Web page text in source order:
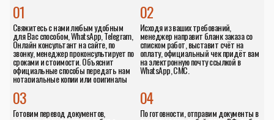
01
Свяжитесь с нами любым удобным
для Вас способом, WhatsApp, Telegram,
Онлайн консультант на сайте, по
звонку, менеджер проконсультирует по
сроками и стоимости. Объяснит
официальные способы передать нам
нотариальные копии или оригиналы
02
Исходя из ваших требований,
менеджер направит бланк заказа со
списком работ, выставит счёт на
оплату, официальный чек придёт вам
на электронную почту ссылкой в
WhatsApp, СМС.
04
По готовности, отправим документы в
03
Готовим перевод документов,